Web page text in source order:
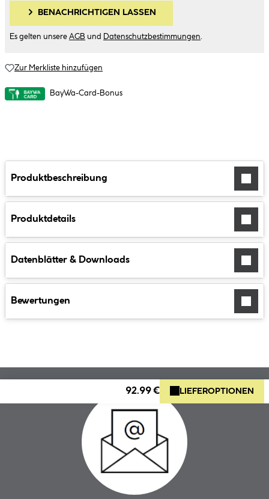
BENACHRICHTIGEN LASSEN
Es gelten unsere AGB und Datenschutzbestimmungen
Zur Merkliste hinzufügen
BayWa-Card-Bonus
Produktbeschreibung
Produktdetails
Datenblätter & Downloads
Bewertungen
92.99 € LIEFEROPTIONEN